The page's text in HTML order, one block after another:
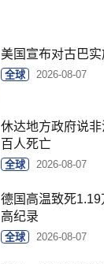
美国宣布对古巴
全球 2026-08-07
休达地方政府说
百人死亡
全球 2026-08-07
德国高温致死
高纪录
全球 2026-08-07